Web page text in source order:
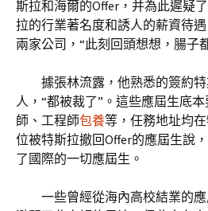
斯拉和海爾的Offer，并為此遲疑
拉的行業著名度和誘人的薪資待
兩家公司，“此刻回頭想想，腸子
據張林流露，他熟悉的簽約
人，“都被裁了”。這些應屆生底
師、工程師包養等，任務地址均
位被特斯拉撤回Offer的應屆生說
了國際的一切應屆生。
一些曾經從海內高校結業的